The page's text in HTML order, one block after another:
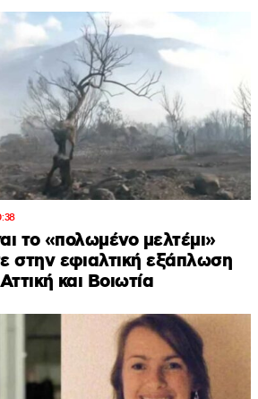
το «πολωμένο μελτέμι»
στην εφιαλτική εξάπλωση
και Βοιωτία